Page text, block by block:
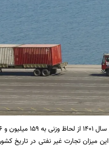
رسید که با رشد ۱۱.۲ درصدی همراه بوده؛ این میزان تجارت